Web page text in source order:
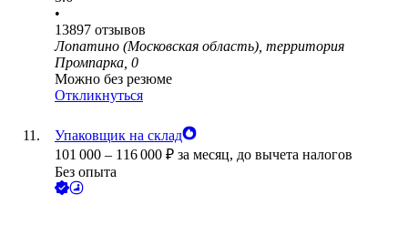
•
13897 отзывов
Лопатино (Московская область), территория
Промпарка, 0
Можно без резюме
Откликнуться
Упаковщик на склад
101 000 – 116 000 ₽ за месяц, до вычета налогов
Без опыта